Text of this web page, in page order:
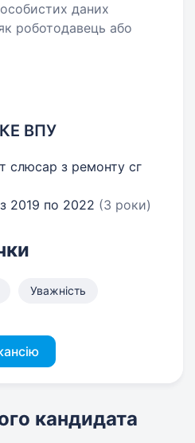
даних
роботодавець або
ВПУ
слюсар з ремонту сг
2019 по 2022 (3 роки)
Уважність
кандидата